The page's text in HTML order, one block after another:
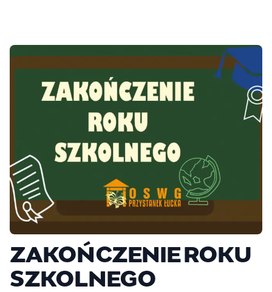
ZAKOŃCZENIE ROKU
SZKOLNEGO